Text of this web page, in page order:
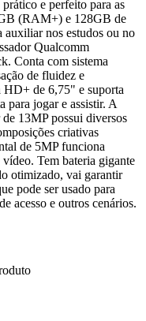
e perfeito para as
(RAM+) e 128GB de
auxiliar nos estudos ou no
Qualcomm
Conta com sistema
de fluidez e
HD+ de 6,75" e suporta
para jogar e assistir. A
13MP possui diversos
criativas
de 5MP funciona
vídeo. Tem bateria gigante
otimizado, vai garantir
pode ser usado para
acesso e outros cenários.